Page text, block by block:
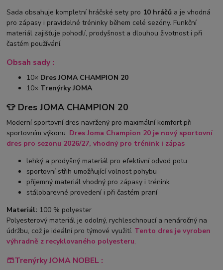
Sada obsahuje kompletní hráčské sety pro 10 hráčů a je vhodná
pro zápasy i pravidelné tréninky během celé sezóny. Funkční
materiál zajišťuje pohodlí, prodyšnost a dlouhou životnost i při
častém používání.
Obsah sady :
10× Dres JOMA CHAMPION 20
10× Trenýrky JOMA
👕 Dres JOMA CHAMPION 20
Moderní sportovní dres navržený pro maximální komfort při
sportovním výkonu. Dres Joma Champion 20 je nový sportovní
dres pro sezonu 2026/27, vhodný pro trénink i zápas
lehký a prodyšný materiál pro efektivní odvod potu
sportovní střih umožňující volnost pohybu
příjemný materiál vhodný pro zápasy i trénink
stálobarevné provedení i při častém praní
Materiál: 100 % polyester
Polyesterový materiál je odolný, rychleschnoucí a nenáročný na
údržbu, což je ideální pro týmové využití. Tento dres je vyroben
výhradně z recyklovaného polyesteru,
🩳Trenýrky JOMA NOBEL :